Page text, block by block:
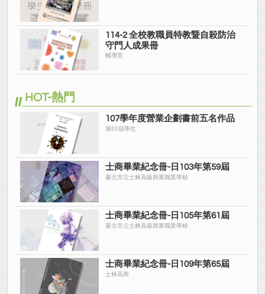
114-2 全校教職員特教暨自殺防治
守門人成果冊
輔導室
HOT-熱門
107學年度營業企劃書前五名作品
第65屆學生
士商畢業紀念冊-日103年第59屆
臺北市立士林高級商業職業學校
士商畢業紀念冊-日105年第61屆
臺北市立士林高級商業職業學校
士商畢業紀念冊-日109年第65屆
士林高商